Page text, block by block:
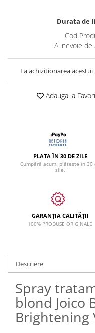
Durata de
Cod
Ai nevoie de
La achizitionarea
Adauga la
PLATA ÎN 30 DE ZILE
Cumpără acum, plătește în 30
zile.
GARANȚIA CALITĂȚII
100% PRODUSE ORIGINALE
Descriere
Spray
blond Joico
Brightening